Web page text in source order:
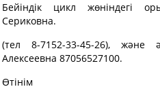
Бейіндік цикл жөніндегі
Сериковна.
(тел 8-7152-33-45-26), және
Алексеевна 87056527100.
Өтінім